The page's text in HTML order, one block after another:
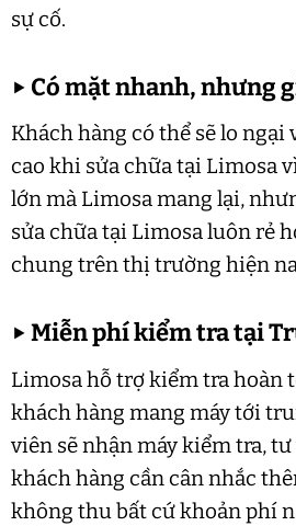
sự cố.
▶ Có mặt nhanh, nhưng
Khách hàng có thể sẽ lo ngại
cao khi sửa chữa tại Limosa
lớn mà Limosa mang lại,
sửa chữa tại Limosa luôn rẻ
chung trên thị trường hiện
▶Miễn phí kiểm tra tại
Limosa hỗ trợ kiểm tra hoàn
khách hàng mang máy tới
viên sẽ nhận máy kiểm tra, tư
khách hàng cần cân nhắc
không thu bất cứ khoản phí